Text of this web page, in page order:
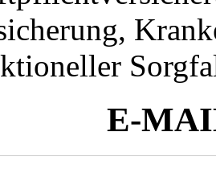
E-